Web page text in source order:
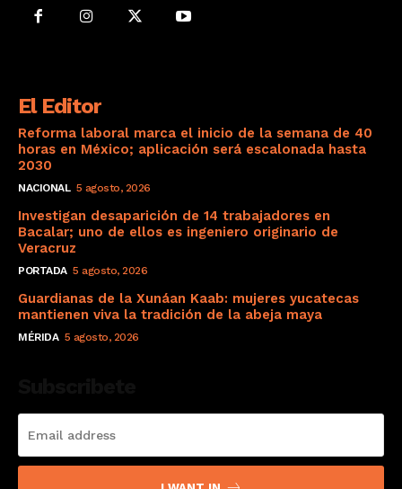
El Editor
Reforma laboral marca el inicio de la semana de 40
horas en México; aplicación será escalonada hasta
2030
NACIONAL 5 agosto, 2026
Investigan desaparición de 14 trabajadores en
Bacalar; uno de ellos es ingeniero originario de
Veracruz
PORTADA 5 agosto, 2026
Guardianas de la Xunáan Kaab: mujeres yucatecas
mantienen viva la tradición de la abeja maya
MÉRIDA 5 agosto, 2026